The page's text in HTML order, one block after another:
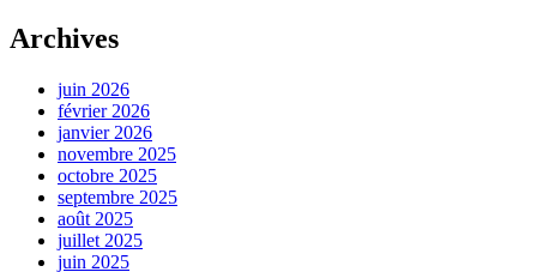
Archives
juin 2026
février 2026
janvier 2026
novembre 2025
octobre 2025
septembre 2025
août 2025
juillet 2025
juin 2025